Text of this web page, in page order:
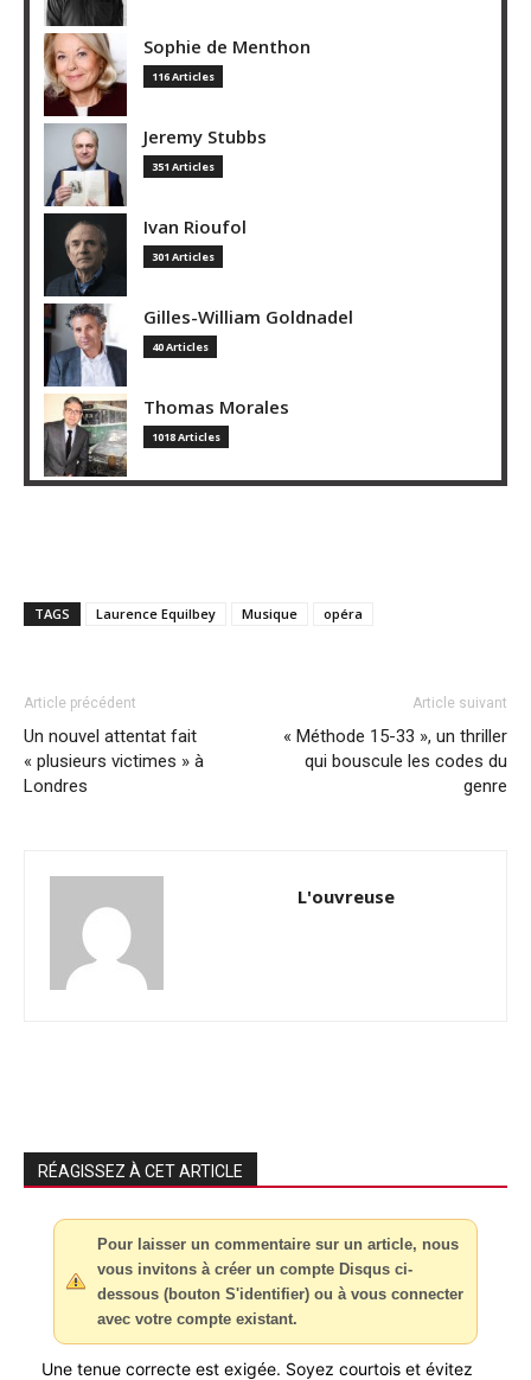
Sophie de Menthon
116 Articles
Jeremy Stubbs
351 Articles
Ivan Rioufol
301 Articles
Gilles-William Goldnadel
40 Articles
Thomas Morales
1018 Articles
TAGS Laurence Equilbey Musique opéra
Article précédent
Un nouvel attentat fait
« plusieurs victimes » à
Londres
Article suivant
« Méthode 15-33 », un thriller
qui bouscule les codes du
genre
L'ouvreuse
RÉAGISSEZ À CET ARTICLE
Pour laisser un commentaire sur un article, nous
vous invitons à créer un compte Disqus ci-
dessous (bouton S'identifier) ou à vous connecter
avec votre compte existant.
Une tenue correcte est exigée. Soyez courtois et évitez